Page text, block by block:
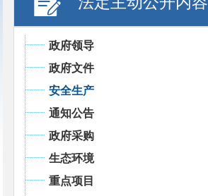
政府领导
政府文件
安全生产
通知公告
政府采购
生态环境
重点项目